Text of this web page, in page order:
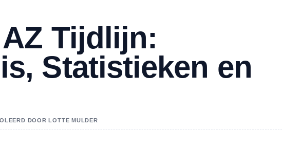
Tijdlijn:
Statistieken en
DOOR LOTTE MULDER